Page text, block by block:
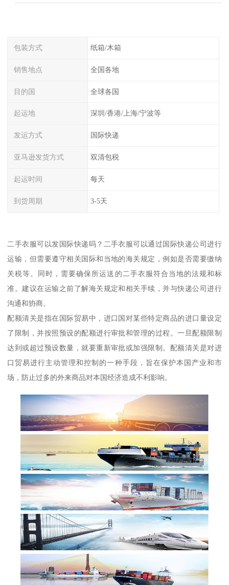
包装方式 纸箱/木箱
销售地点 全国各地
目的国 全球各国
起运地 深圳/香港/上海/宁波等
发运方式 国际快递
亚马逊发货方式 双清包税
起运时间 每天
到货周期 3-5天
二手衣服可以发国际快递吗？二手衣服可以通过国际快递公司进行
运输，但需要遵守相关国际和当地的海关规定，例如是否需要缴纳
关税等。同时，需要确保所运送的二手衣服符合当地的法规和标
准。建议在运输之前了解海关规定和相关手续，并与快递公司进行
沟通和协商。
配额清关是指在国际贸易中，进口国对某些特定商品的进口量设定
了限制，并按照预设的配额进行审批和管理的过程。一旦配额限制
达到或超过预设数量，就要重新审批或加强限制。配额清关是对进
口贸易进行主动管理和控制的一种手段，旨在保护本国产业和市
场，防止过多的外来商品对本国经济造成不利影响。